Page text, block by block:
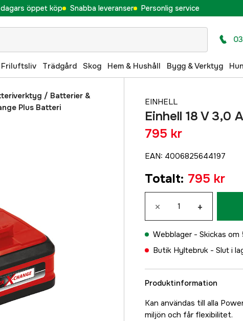
öppet köp Snabba leveranser Personlig service
Friluftsliv Trädgård Skog Hem & Hushåll Bygg & Verktyg
/ Batterier &
Plus Batteri
EINHELL
Einhell 18 V 3,0
795 kr
EAN: 4006825644197
Totalt: 795 kr
× +
Webblager - Skickas om
Butik Hyltebruk - Slut i
Produktinformation
Kan användas till alla
miljön och får flexibilitet.